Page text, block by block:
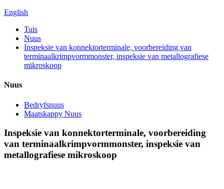
English
Tuis
Nuus
Inspeksie van konnektorterminale, voorbereiding van
terminaalkrimpvormmonster, inspeksie van metallografiese
mikroskoop
Nuus
Bedryfsnuus
Maatskappy Nuus
Inspeksie van konnektorterminale, voorbereiding
van terminaalkrimpvormmonster, inspeksie van
metallografiese mikroskoop